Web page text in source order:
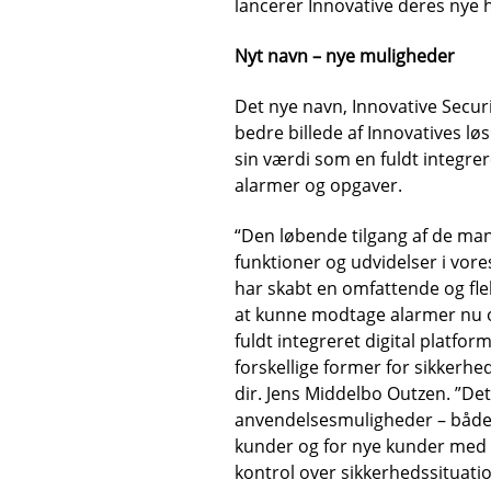
downloade manualer
Kontakt Marketing på 3373 4000
marketing@innovative.dk
FÅ DE VIGTIGSTE NYHEDER, CASES, TRENDS
lancerer Innovative deres nye
Nyt navn – nye muligheder
Det nye navn, Innovative
bedre billede af Innovatives
sin værdi som en fuldt
alarmer og opgaver.
“Den løbende tilgang af de
funktioner og udvidelser i
har skabt en omfattende og
at kunne modtage alarmer nu
fuldt integreret digital
forskellige former for
dir. Jens Middelbo Outzen.
anvendelsesmuligheder –
kunder og for nye kunder
kontrol over